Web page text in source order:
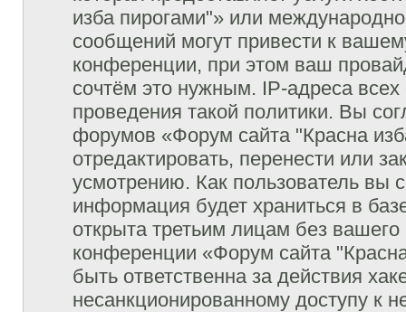
изба пирогами"» или
сообщений могут привести к
конференции, при этом ваш
сочтём это нужным. IP-адреса
проведения такой политики. Вы
форумов «Форум сайта "Красна
отредактировать, перенести или
усмотрению. Как пользователь вы
информация будет храниться в
открыта третьим лицам без
конференции «Форум сайта
быть ответственна за действия
несанкционированному доступу к